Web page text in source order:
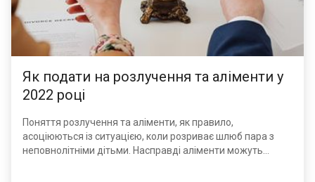
Як подати на розлучення та аліменти у
2022 році
Поняття розлучення та аліменти, як правило,
асоціюються із ситуацією, коли розриває шлюб пара з
неповнолітніми дітьми. Насправді аліменти можуть